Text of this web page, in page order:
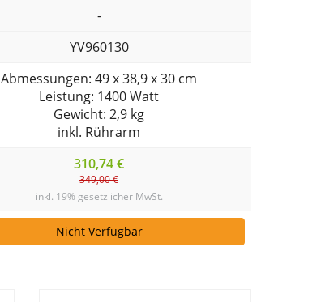
-
YV960130
Abmessungen: 49 x 38,9 x 30 cm
Leistung: 1400 Watt
Gewicht: 2,9 kg
inkl. Rührarm
310,74 €
349,00 €
inkl. 19% gesetzlicher MwSt.
Nicht Verfügbar